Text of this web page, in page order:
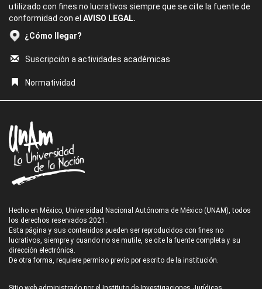
utilizado con fines no lucrativos siempre que se cite la fuente de
conformidad con el AVISO LEGAL.
¿Cómo llegar?
Suscripción a actividades académicas
Normatividad
Hecho en México, Universidad Nacional Autónoma de México (UNAM), todos
los derechos reservados 2021.
Esta página y sus contenidos pueden ser reproducidos con fines no
lucrativos, siempre y cuando no se mutile, se cite la fuente completa y su
dirección electrónica.
De otra forma, requiere permiso previo por escrito de la institución.